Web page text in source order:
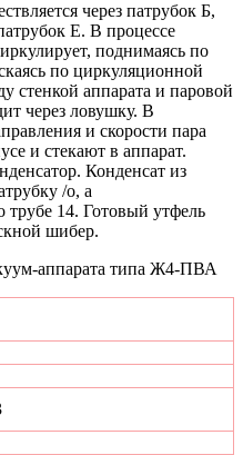
через патрубок Б,
Е. В процессе
поднимаясь по
по циркуляционной
стенкой аппарата и паровой
через ловушку. В
и скорости пара
и стекают в аппарат.
Конденсат из
/о, а
14. Готовый утфель
шибер.
аппарата типа Ж4-ПВА